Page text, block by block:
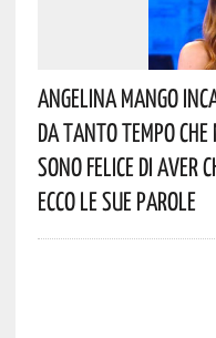
Angelina Mango
Da Tanto Tempo
Sono Felice Di Aver
Ecco Le Sue Parole